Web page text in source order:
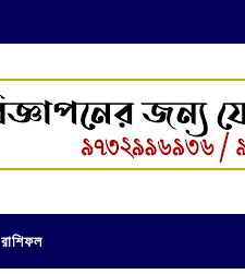
রাশিফল